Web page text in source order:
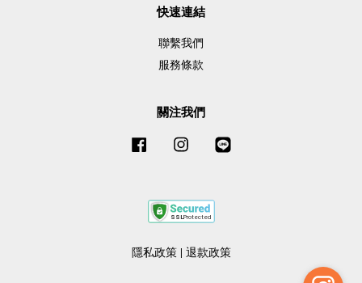
快速連結
聯繫我們
服務條款
關注我們
Facebook Instagram
隱私政策| 退款政策